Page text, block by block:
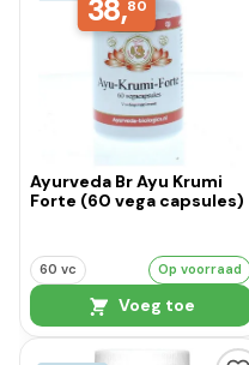
38,80
Ayurveda Br Ayu Krumi
Forte (60 vega capsules)
60 vc Op voorraad
Voeg toe